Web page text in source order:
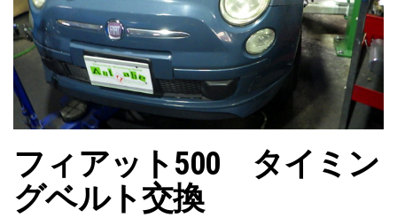
フィアット500 タイミン
グベルト交換